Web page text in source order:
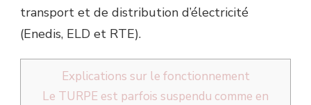
transport et de distribution d’électricité
(Enedis, ELD et RTE).
Explications sur le fonctionnement
Le TURPE est parfois suspendu comme en